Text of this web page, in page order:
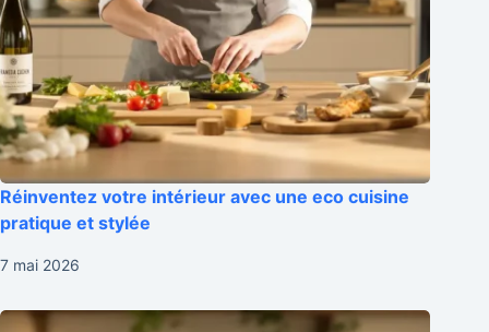
Réinventez votre intérieur avec une eco cuisine
pratique et stylée
7 mai 2026